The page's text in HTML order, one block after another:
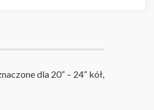
dla 20“ – 24“ kół,